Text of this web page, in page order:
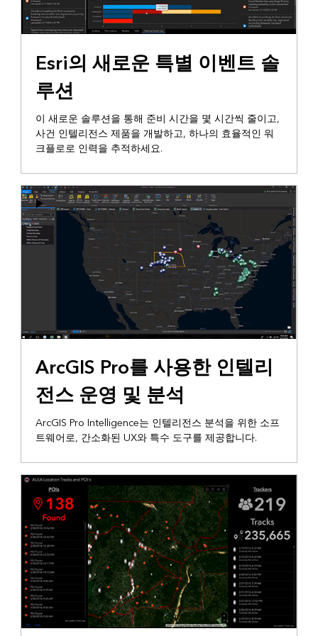
Esri의 새로운 특별 이벤트 솔
루션
이 새로운 솔루션을 통해 준비 시간을 몇 시간씩 줄이고,
사건 인텔리전스 제품을 개발하고, 하나의 효율적인 워
크플로로 인력을 추적하세요.
ArcGIS Pro를 사용한 인텔리
전스 운영 및 분석
ArcGIS Pro Intelligence는 인텔리전스 분석을 위한 소프
트웨어로, 간소화된 UX와 특수 도구를 제공합니다.